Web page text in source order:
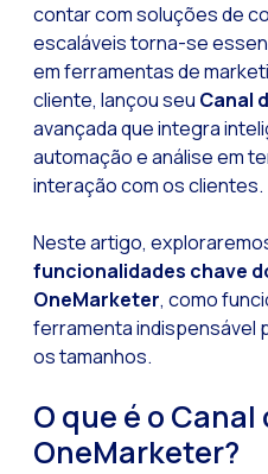
contar com soluções de
escaláveis torna-se
em ferramentas de
cliente, lançou seu Canal
avançada que integra
automação e análise em
interação com os clientes.
Neste artigo,
funcionalidades chave
OneMarketer, como
ferramenta indispensável
os tamanhos.
O que é o Canal
OneMarketer?